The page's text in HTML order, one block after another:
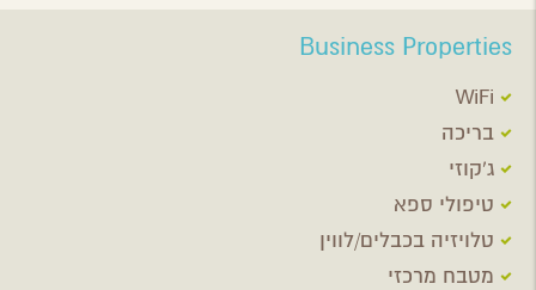
Business Properties
WiFi
בריכה
ג'קוזי
טיפולי ספא
טלויזיה בכבלים/לווין
מטבח מרכזי